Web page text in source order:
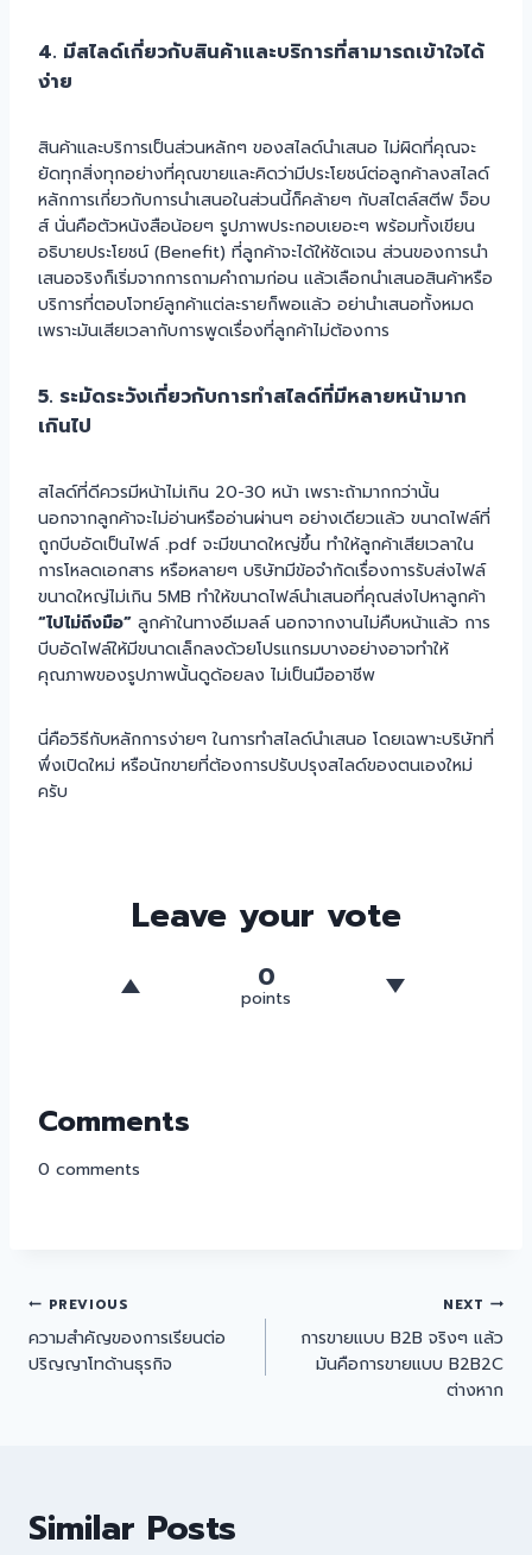
4. มีสไลด์เกี่ยวกับสินค้าและบริการที่สามารถเข้าใจได้
ง่าย
สินค้าและบริการเป็นส่วนหลักๆ ของสไลด์นำเสนอ ไม่ผิดที่คุณจะ
ยัดทุกสิ่งทุกอย่างที่คุณขายและคิดว่ามีประโยชน์ต่อลูกค้าลงสไลด์
หลักการเกี่ยวกับการนำเสนอในส่วนนี้ก็คล้ายๆ กับสไตล์สตีฟ จ็อบ
ส์ นั่นคือตัวหนังสือน้อยๆ รูปภาพประกอบเยอะๆ พร้อมทั้งเขียน
อธิบายประโยชน์ (Benefit) ที่ลูกค้าจะได้ให้ชัดเจน ส่วนของการนำ
เสนอจริงก็เริ่มจากการถามคำถามก่อน แล้วเลือกนำเสนอสินค้าหรือ
บริการที่ตอบโจทย์ลูกค้าแต่ละรายก็พอแล้ว อย่านำเสนอทั้งหมด
เพราะมันเสียเวลากับการพูดเรื่องที่ลูกค้าไม่ต้องการ
5. ระมัดระวังเกี่ยวกับการทำสไลด์ที่มีหลายหน้ามาก
เกินไป
สไลด์ที่ดีควรมีหน้าไม่เกิน 20-30 หน้า เพราะถ้ามากกว่านั้น
นอกจากลูกค้าจะไม่อ่านหรืออ่านผ่านๆ อย่างเดียวแล้ว ขนาดไฟล์ที่
ถูกบีบอัดเป็นไฟล์ .pdf จะมีขนาดใหญ่ขึ้น ทำให้ลูกค้าเสียเวลาใน
การโหลดเอกสาร หรือหลายๆ บริษัทมีข้อจำกัดเรื่องการรับส่งไฟล์
ขนาดใหญ่ไม่เกิน 5MB ทำให้ขนาดไฟล์นำเสนอที่คุณส่งไปหาลูกค้า
“ไปไม่ถึงมือ” ลูกค้าในทางอีเมลล์ นอกจากงานไม่คืบหน้าแล้ว การ
บีบอัดไฟล์ให้มีขนาดเล็กลงด้วยโปรแกรมบางอย่างอาจทำให้
คุณภาพของรูปภาพนั้นดูด้อยลง ไม่เป็นมืออาชีพ
นี่คือวิธีกับหลักการง่ายๆ ในการทำสไลด์นำเสนอ โดยเฉพาะบริษัทที่
พึ่งเปิดใหม่ หรือนักขายที่ต้องการปรับปรุงสไลด์ของตนเองใหม่
ครับ
Leave your vote
0
points
Comments
0 comments
PREVIOUS
ความสำคัญของการเรียนต่อ
ปริญญาโทด้านธุรกิจ
NEXT
การขายแบบ B2B จริงๆ แล้ว
มันคือการขายแบบ B2B2C
ต่างหาก
Similar Posts